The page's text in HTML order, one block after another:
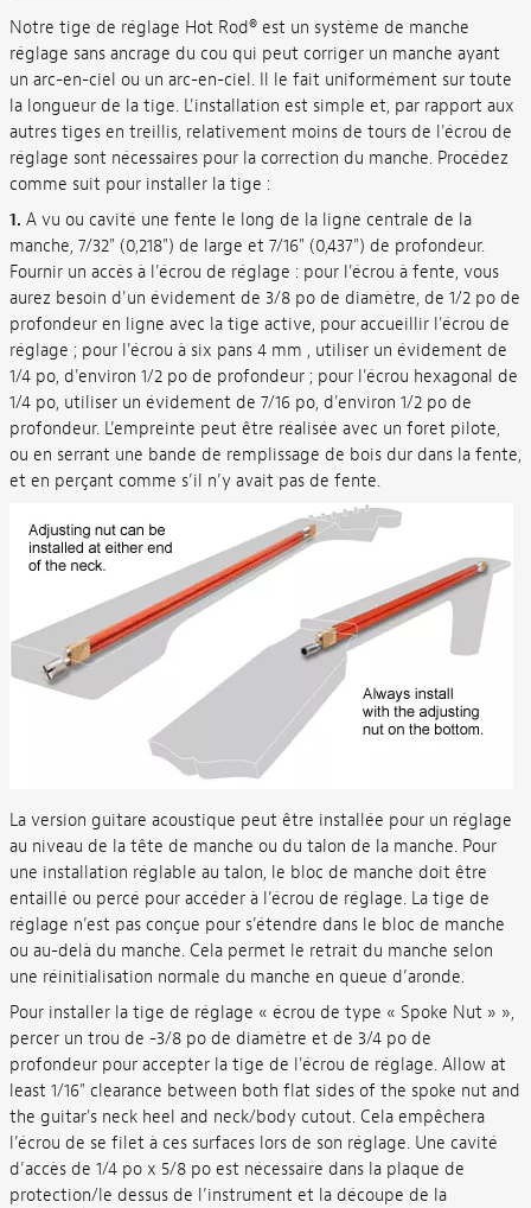
Notre tige de réglage Hot Rod® est un système de manche
réglage sans ancrage du cou qui peut corriger un manche ayant
un arc-en-ciel ou un arc-en-ciel. Il le fait uniformément sur toute
la longueur de la tige. L'installation est simple et, par rapport aux
autres tiges en treillis, relativement moins de tours de l'écrou de
réglage sont nécessaires pour la correction du manche. Procédez
comme suit pour installer la tige :
1. A vu ou cavité une fente le long de la ligne centrale de la
manche, 7/32" (0,218") de large et 7/16" (0,437") de profondeur.
Fournir un accès à l'écrou de réglage : pour l'écrou à fente, vous
aurez besoin d'un évidement de 3/8 po de diamètre, de 1/2 po de
profondeur en ligne avec la tige active, pour accueillir l'écrou de
réglage ; pour l'écrou à six pans 4 mm , utiliser un évidement de
1/4 po, d'environ 1/2 po de profondeur ; pour l'écrou hexagonal de
1/4 po, utiliser un évidement de 7/16 po, d'environ 1/2 po de
profondeur. L’empreinte peut être réalisée avec un foret pilote,
ou en serrant une bande de remplissage de bois dur dans la fente,
et en perçant comme s’il n’y avait pas de fente.
La version guitare acoustique peut être installée pour un réglage
au niveau de la tête de manche ou du talon de la manche. Pour
une installation réglable au talon, le bloc de manche doit être
entaillé ou percé pour accéder à l’écrou de réglage. La tige de
réglage n’est pas conçue pour s’étendre dans le bloc de manche
ou au-delà du manche. Cela permet le retrait du manche selon
une réinitialisation normale du manche en queue d’aronde.
Pour installer la tige de réglage « écrou de type « Spoke Nut » »,
percer un trou de -3/8 po de diamètre et de 3/4 po de
profondeur pour accepter la tige de l'écrou de réglage. Allow at
least 1/16" clearance between both flat sides of the spoke nut and
the guitar's neck heel and neck/body cutout. Cela empêchera
l’écrou de se filet à ces surfaces lors de son réglage. Une cavité
d’accès de 1/4 po x 5/8 po est nécessaire dans la plaque de
protection/le dessus de l’instrument et la découpe de la